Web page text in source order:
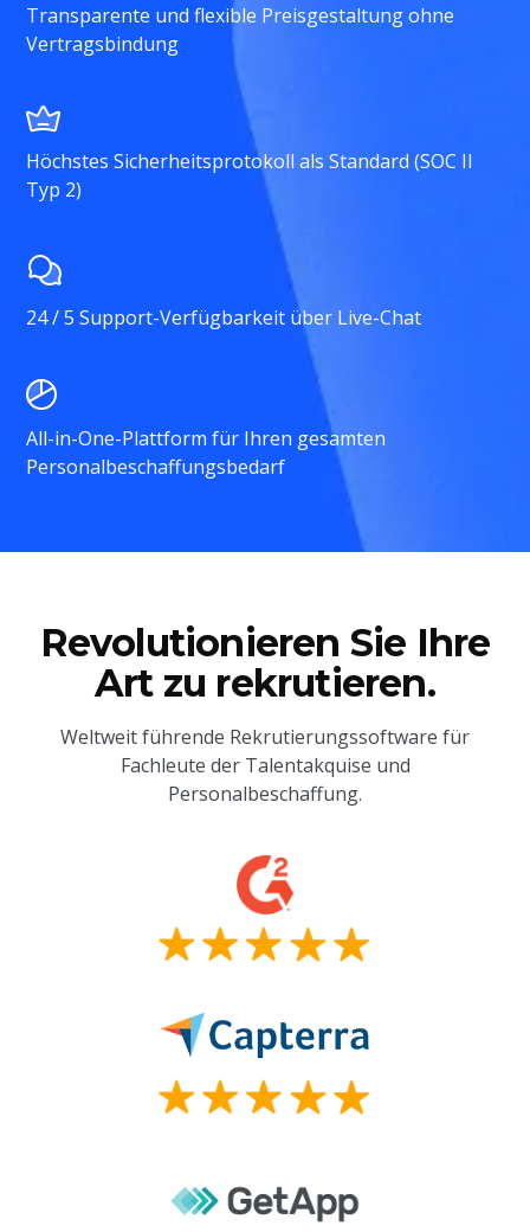
Transparente und flexible Preisgestaltung ohne
Vertragsbindung
Höchstes Sicherheitsprotokoll als Standard (SOC II
Typ 2)
24 / 5 Support-Verfügbarkeit über Live-Chat
All-in-One-Plattform für Ihren gesamten
Personalbeschaffungsbedarf
Revolutionieren Sie Ihre
Art zu rekrutieren.
Weltweit führende Rekrutierungssoftware für
Fachleute der Talentakquise und
Personalbeschaffung.